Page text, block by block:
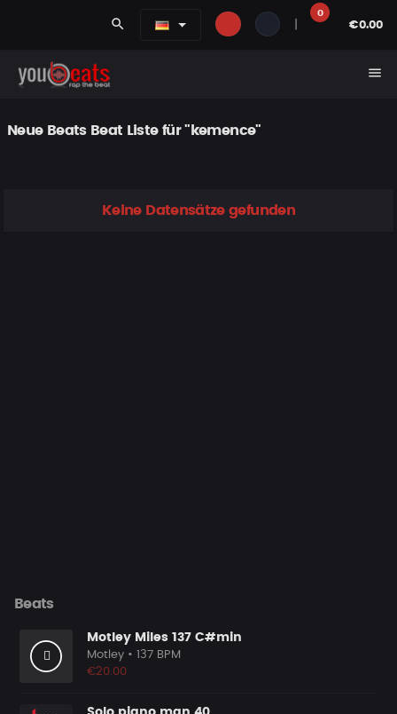
search
0
€0.00
menu
Neue Beats Beat Liste für "kemence"
Keine Datensätze gefunden
Beats
Motley Miles 137 C#min
Motley • 137 BPM
€20.00